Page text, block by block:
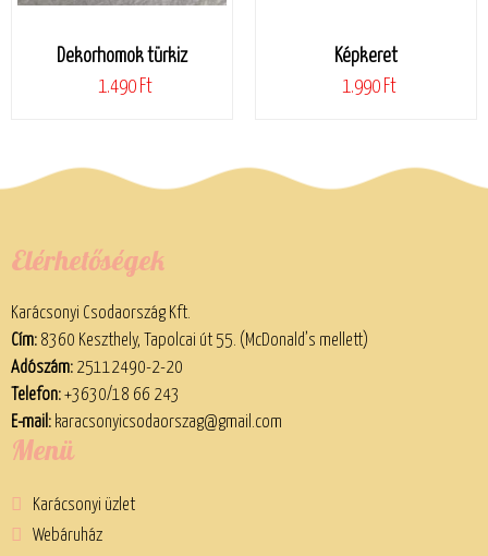
Dekorhomok türkiz
1.490 Ft
Képkeret
1.990 Ft
Elérhetőségek
Karácsonyi Csodaország Kft.
Cím:8360 Keszthely, Tapolcai út 55. (McDonald’s mellett)
Adószám:25112490-2-20
Telefon:+3630/18 66 243
E-mail: karacsonyicsodaorszag@gmail.com
Menü
Karácsonyi üzlet
Webáruház